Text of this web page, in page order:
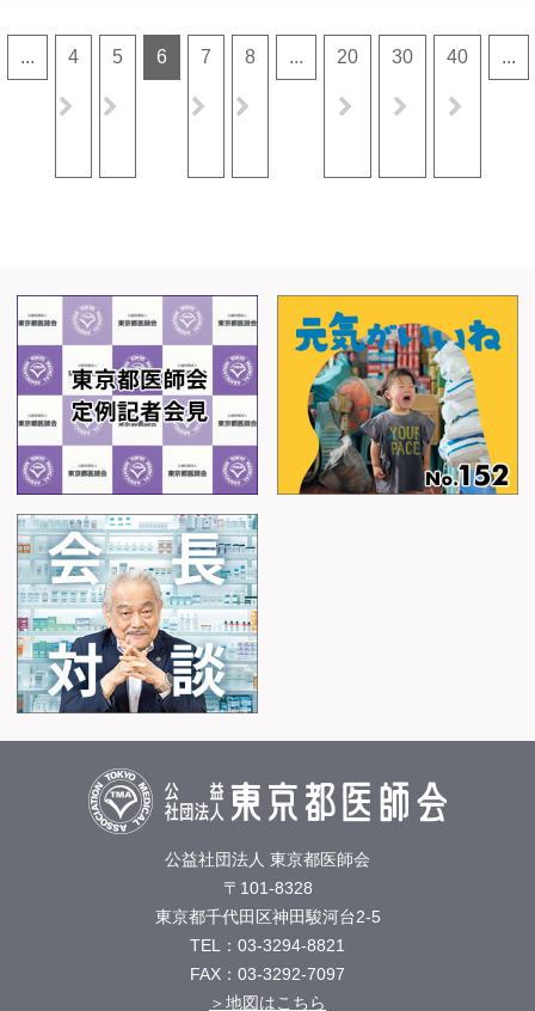
... 4 5 6 7 8 ... 20 30 40 ...
公益社団法人 東京都医師会
〒101-8328
東京都千代田区神田駿河台2-5
TEL：03-3294-8821
FAX：03-3292-7097
＞地図はこちら